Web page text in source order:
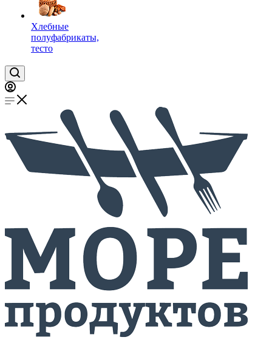
Хлебные
полуфабрикаты,
тесто